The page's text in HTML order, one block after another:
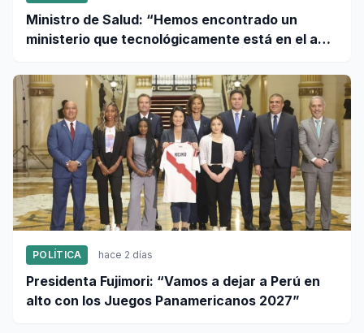
Ministro de Salud: “Hemos encontrado un
ministerio que tecnológicamente está en el año
POLÍTICA hace 2 días
Presidenta Fujimori: “Vamos a dejar a Perú en
alto con los Juegos Panamericanos 2027”